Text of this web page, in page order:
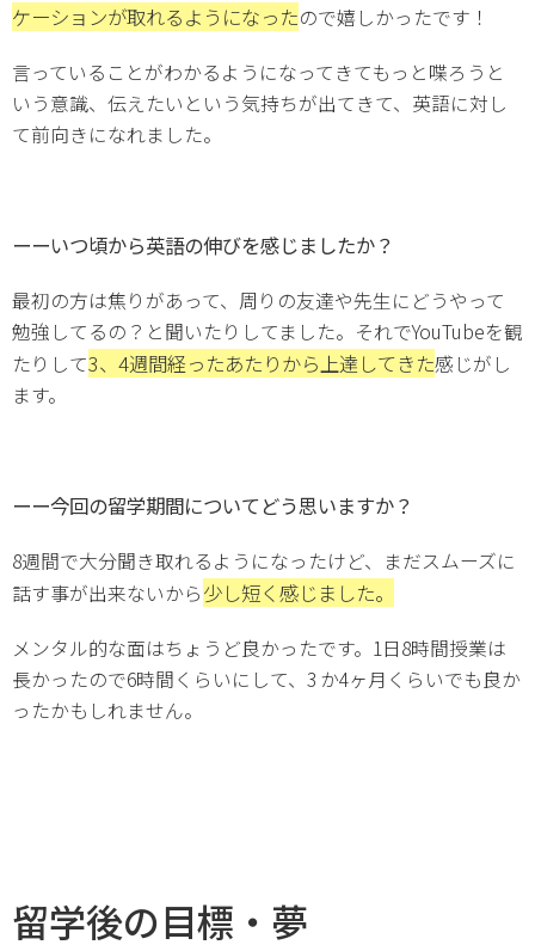
ケーションが取れるようになったので嬉しかったです！
言っていることがわかるようになってきてもっと喋ろうと
いう意識、伝えたいという気持ちが出てきて、英語に対し
て前向きになれました。
ーーいつ頃から英語の伸びを感じましたか？
最初の方は焦りがあって、周りの友達や先生にどうやって
勉強してるの？と聞いたりしてました。それでYouTubeを観
たりして3、4週間経ったあたりから上達してきた感じがし
ます。
ーー今回の留学期間についてどう思いますか？
8週間で大分聞き取れるようになったけど、まだスムーズに
話す事が出来ないから少し短く感じました。
メンタル的な面はちょうど良かったです。1日8時間授業は
長かったので6時間くらいにして、3 か4ヶ月くらいでも良か
ったかもしれません。
留学後の目標・夢